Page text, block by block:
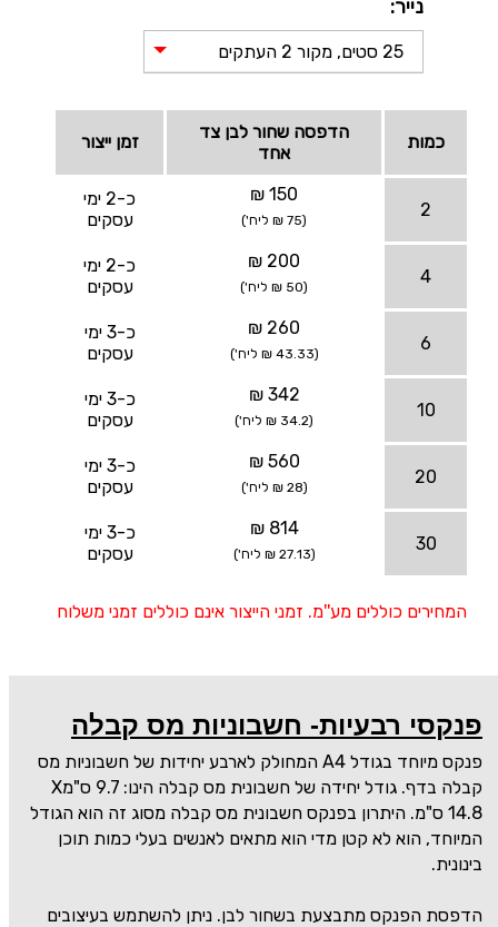
נייר:
25 סטים, מקור 2 העתקים
כמות
הדפסה שחור לבן צד
אחד
זמן ייצור
2
150 ₪
(75 ₪ ליח')
כ-2 ימי
עסקים
4
200 ₪
(50 ₪ ליח')
כ-2 ימי
עסקים
6
260 ₪
(43.33 ₪ ליח')
כ-3 ימי
עסקים
10
342 ₪
(34.2 ₪ ליח')
כ-3 ימי
עסקים
20
560 ₪
(28 ₪ ליח')
כ-3 ימי
עסקים
30
814 ₪
(27.13 ₪ ליח')
כ-3 ימי
עסקים
המחירים כוללים מע''מ. זמני הייצור אינם כוללים זמני משלוח
פנקסי רבעיות- חשבוניות מס קבלה
פנקס מיוחד בגודל A4 המחולק לארבע יחידות של חשבוניות מס
קבלה בדף. גודל יחידה של חשבונית מס קבלה הינו: 9.7 ס"מX
14.8 ס"מ. היתרון בפנקס חשבונית מס קבלה מסוג זה הוא הגודל
המיוחד, הוא לא קטן מדי הוא מתאים לאנשים בעלי כמות תוכן
בינונית.
הדפסת הפנקס מתבצעת בשחור לבן. ניתן להשתמש בעיצובים